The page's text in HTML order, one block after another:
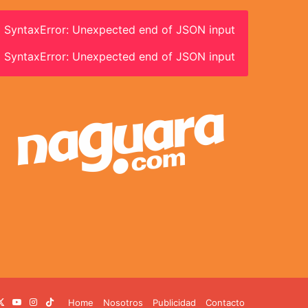
SyntaxError: Unexpected end of JSON input
SyntaxError: Unexpected end of JSON input
Home Nosotros Publicidad Contacto
X YouTubeInstagram
TikTok